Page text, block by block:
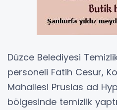
Düzce Belediyesi
personeli Fatih Cesur,
Mahallesi Prusias ad
bölgesinde temizlik